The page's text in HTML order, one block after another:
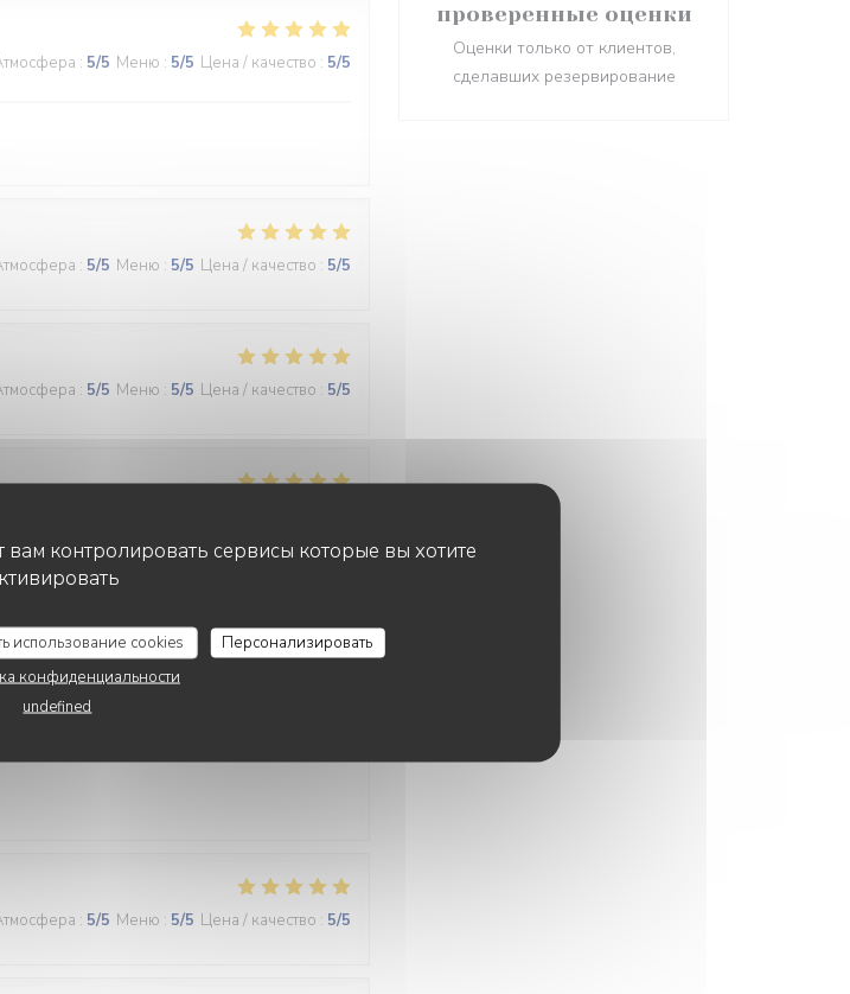
вам контролировать сервисы которые вы хотите
использование cookies
Персонализировать
конфиденциальности
undefined
: 5/5 Меню : 5/5 Цена / качество : 5/5
: 5/5 Меню : 5/5 Цена / качество : 5/5
: 5/5 Меню : 5/5 Цена / качество : 5/5
Атмосфера:5
: 5/5 Меню : 5/5 Цена / качество : 5/5
проверенные оценки
Оценки только от клиентов,
сделавших резервирование